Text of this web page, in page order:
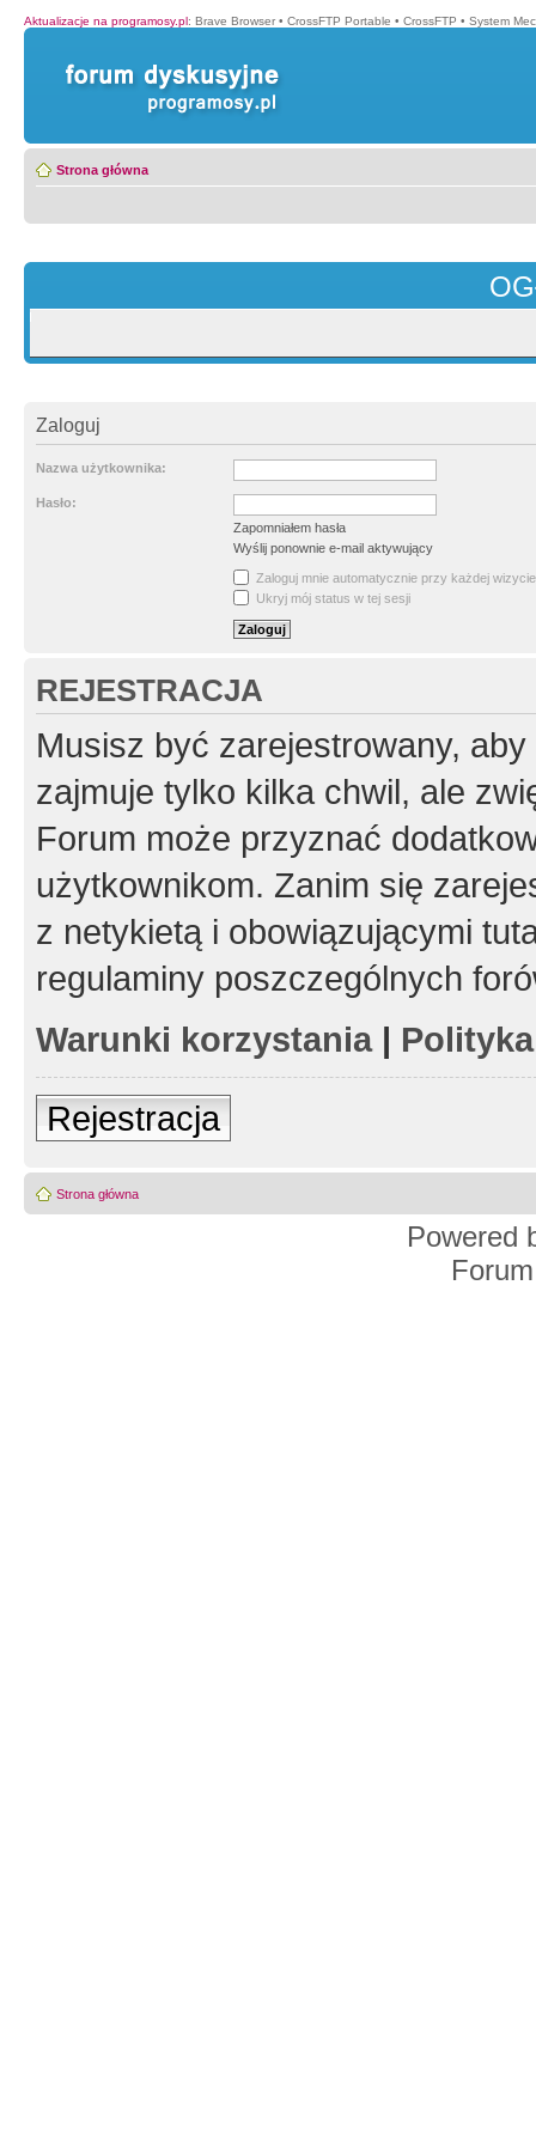
Aktualizacje na programosy.pl: Brave Browser • CrossFTP Portable • CrossFTP • System
Strona główna
Zaloguj
Nazwa użytkownika:
Hasło:
Zapomniałem hasła
Wyślij ponownie e-mail aktywujący
Zaloguj mnie automatycznie przy każdej wizycie
Ukryj mój status w tej sesji
REJESTRACJA
Musisz być zarejestrowany,
zajmuje tylko kilka chwil, ale
Forum może przyznać
użytkownikom. Zanim się
z netykietą i obowiązującymi
regulaminy poszczególnych
Warunki korzystania|
Rejestracja
Strona główna
Powered